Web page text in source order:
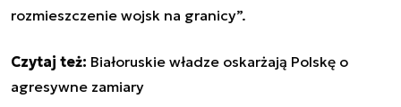
rozmieszczenie wojsk na granicy”.
Czytaj też: Białoruskie władze oskarżają Polskę o
agresywne zamiary